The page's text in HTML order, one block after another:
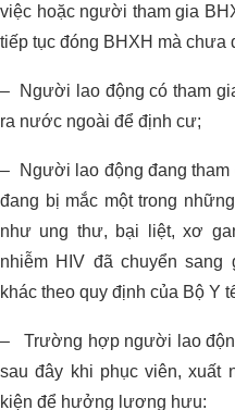
việc hoặc người tham gia
tiếp tục đóng BHXH mà chưa
– Người lao động có tham
ra nước ngoài để định cư;
– Người lao động đang tham
đang bị mắc một trong
như ung thư, bại liệt, xơ
nhiễm HIV đã chuyển sang
khác theo quy định của Bộ Y
– Trường hợp người lao
sau đây khi phục viên, xuất
kiện để hưởng lương hưu: